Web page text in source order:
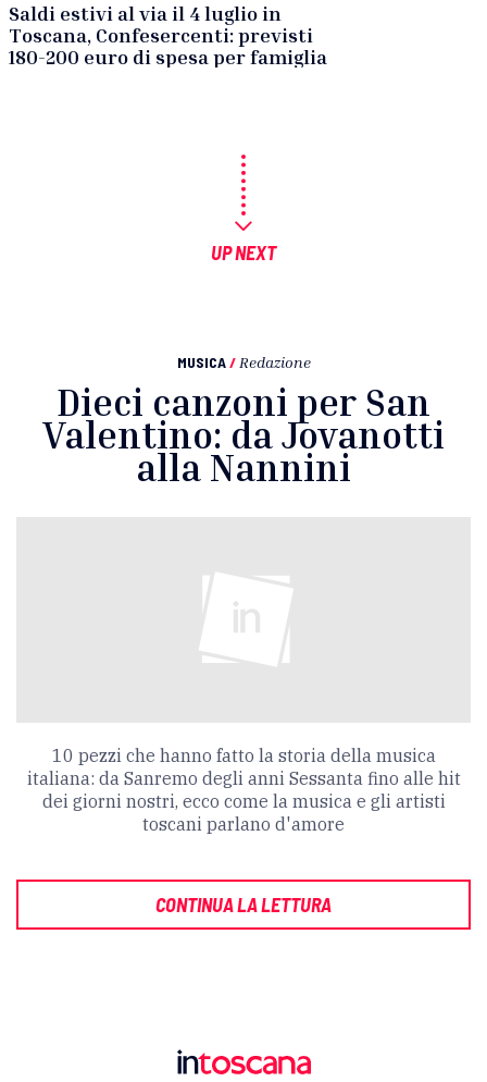
Saldi estivi al via il 4 luglio in
Toscana, Confesercenti: previsti
180-200 euro di spesa per famiglia
UP NEXT
MUSICA / Redazione
Dieci canzoni per San
Valentino: da Jovanotti
alla Nannini
10 pezzi che hanno fatto la storia della musica
italiana: da Sanremo degli anni Sessanta fino alle hit
dei giorni nostri, ecco come la musica e gli artisti
toscani parlano d'amore
CONTINUA LA LETTURA